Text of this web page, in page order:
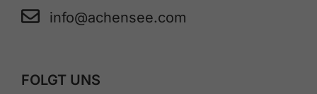
info@achensee.com
FOLGT UNS